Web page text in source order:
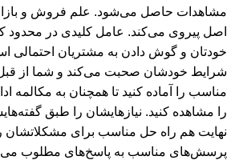
مشاهدات حاصل می‌شود. علم فروش و
اصل پیروی می‌کند. عامل کلیدی در محدود
خودتان و گوش دادن به مشتریان احتمالی
شرایط خودشان صحبت می‌کند و شما از قبل
مناسب را آماده کنید تا همچنان به مکالمه
را مشاهده کنید. نیازهایشان را طبق
نهایت هم راه حل مناسب برای مشکلاتشان
پرسش‌های مناسب به پاسخ‌های مطلوب